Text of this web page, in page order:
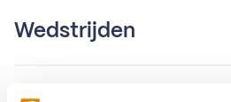
Wedstrijden